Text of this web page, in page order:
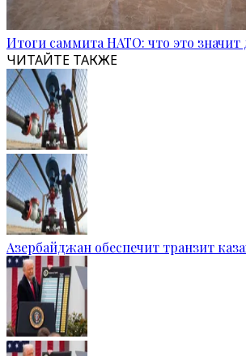
Итоги саммита НАТО: что это
ЧИТАЙТЕ ТАКЖЕ
Азербайджан обеспечит транзит